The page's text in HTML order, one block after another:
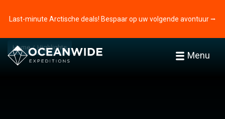
Last-minute Arctische deals! Bespaar op uw volgende avontuur ⭢
Menu
Home Highlights